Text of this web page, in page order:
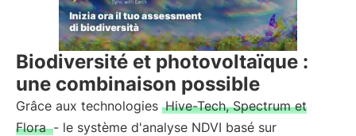
Biodiversité et photovoltaïque :
une combinaison possible
Grâce aux technologies Hive-Tech, Spectrum et
Flora - le système d'analyse NDVI basé sur